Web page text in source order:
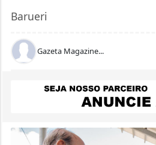
Barueri
Gazeta Magazine...